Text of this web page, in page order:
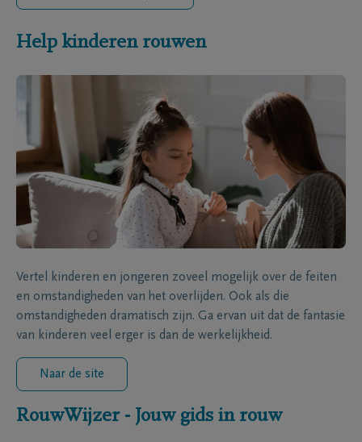
Help kinderen rouwen
Vertel kinderen en jongeren zoveel mogelijk over de feiten
en omstandigheden van het overlijden. Ook als die
omstandigheden dramatisch zijn. Ga ervan uit dat de fantasie
van kinderen veel erger is dan de werkelijkheid.
Naar de site
RouwWijzer - Jouw gids in rouw